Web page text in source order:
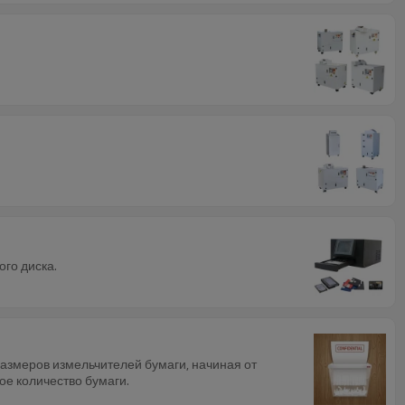
диска.
измельчителей бумаги, начиная от
количество бумаги.